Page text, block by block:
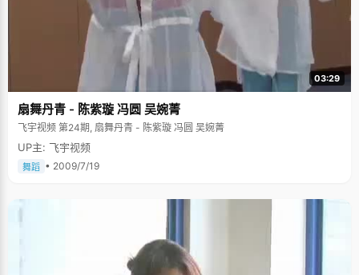
03:29
扇舞丹青 - 陈紫璇 冯圆 吴婉菁
飞宇视频 第24期, 扇舞丹青 - 陈紫璇 冯圆 吴婉菁
UP主: 飞宇视频
舞蹈 • 2009/7/19